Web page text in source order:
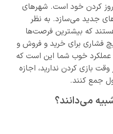
روز کردن خود است. شهرهای
جدید می‌سازد. به نظر
که بیشترین فرصت‌ها
فشاری برای خرید و فروش و
عملکرد خوب شما این است که
بازی کردن ندارید، اجازه
جمع کنند.
می‌دانند؟